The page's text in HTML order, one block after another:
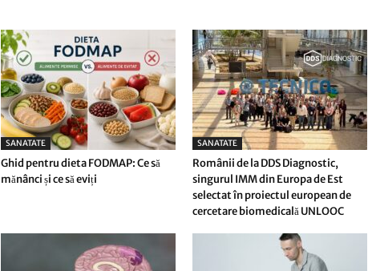
SANATATE
Ghid pentru dieta FODMAP: Ce să
mănânci și ce să eviți
SANATATE
Românii de la DDS Diagnostic,
singurul IMM din Europa de Est
selectat în proiectul european de
cercetare biomedicală UNLOOC